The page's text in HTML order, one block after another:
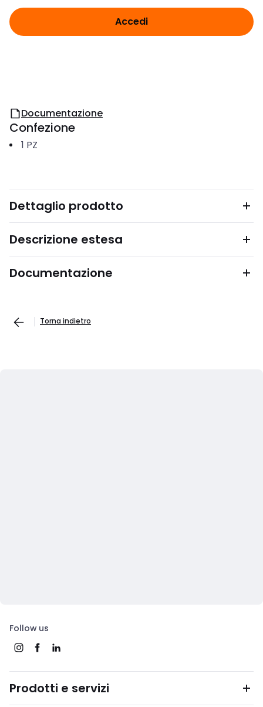
Accedi
Documentazione
Confezione
1 PZ
Dettaglio prodotto
Descrizione estesa
Documentazione
Torna indietro
Follow us
Prodotti e servizi